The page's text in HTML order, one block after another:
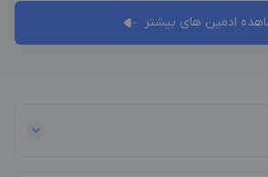
ادمین های بیشتر